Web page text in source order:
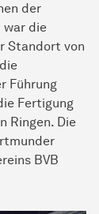
der
war die
Standort von
Führung
Fertigung
Ringen. Die
BVB